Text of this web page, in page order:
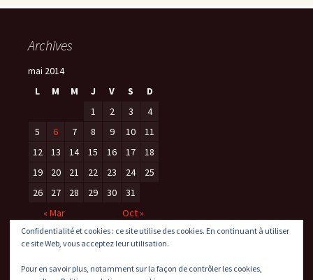
Archives
mai 2014
L
M M J V S
D
1
2 3
4
5
6 7 8 9 10
11
12
13 14 15 16 17
18
19
20 21 22 23 24
25
26
27 28 29 30
31
« Mar
Oct »
Confidentialité et cookies : ce site utilise des cookies. En continuant à utiliser
ce site Web, vous acceptez leur utilisation.
Pour en savoir plus, notamment sur la façon de contrôler les cookies,